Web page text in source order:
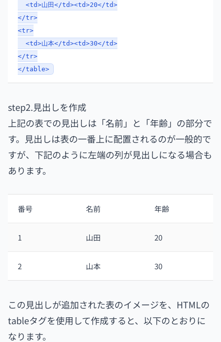
<td>山田</td><td>20</td>
</tr>
<tr>
<td>山本</td><td>30</td>
</tr>
</table>
​​​​​​​​step2.見出しを作成
上記の表での見出しは「名前」と「年齢」の部分で
す。見出しは表の一番上に配置されるのが一般的で
すが、下記のように左端の列が見出しになる場合も
あります。
番号 名前 年齢
1 山田 20
2 山本 30
この見出しが追加された表のイメージを、HTMLの
tableタグを使用して作成すると、以下のとおりに
なります。